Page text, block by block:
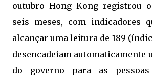
outubro Hong Kong registrou
seis meses, com indicadores
alcançar uma leitura de 189
desencadeiam automaticamente
do governo para as